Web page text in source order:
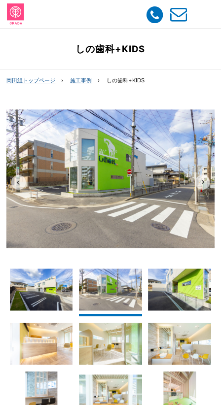
しの歯科+KIDS
岡田組トップページ 施工事例 しの歯科+KIDS